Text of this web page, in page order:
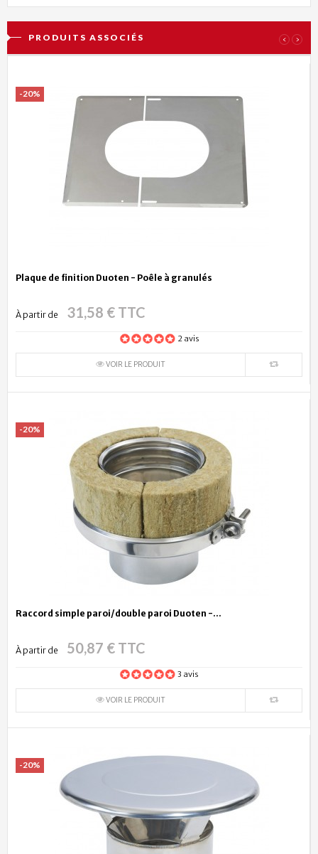
PRODUITS ASSOCIÉS ‹ ›
-20%
Plaque de finition Duoten - Poêle à granulés
À partir de 31,58 € TTC
2 avis
VOIR LE PRODUIT
-20%
Raccord simple paroi/double paroi Duoten -...
À partir de 50,87 € TTC
3 avis
VOIR LE PRODUIT
-20%